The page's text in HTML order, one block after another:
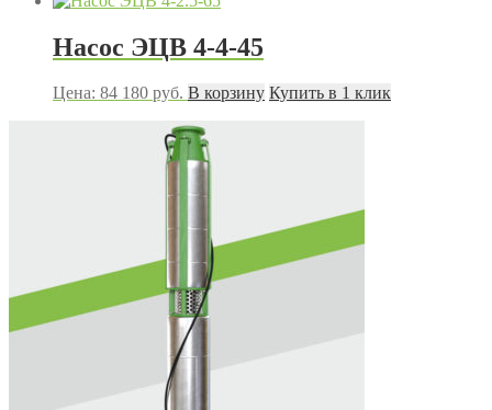
Насос ЭЦВ 4-4-45
Цена: 84 180 руб. В корзину Купить в 1 клик